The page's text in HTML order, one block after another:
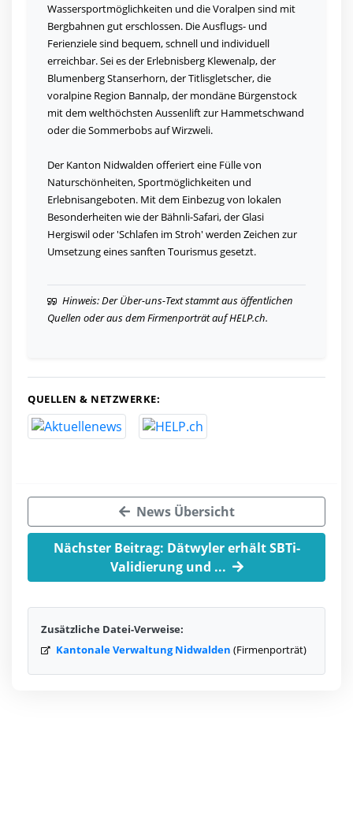
Wassersportmöglichkeiten und die Voralpen sind mit
Bergbahnen gut erschlossen. Die Ausflugs- und
Ferienziele sind bequem, schnell und individuell
erreichbar. Sei es der Erlebnisberg Klewenalp, der
Blumenberg Stanserhorn, der Titlisgletscher, die
voralpine Region Bannalp, der mondäne Bürgenstock
mit dem welthöchsten Aussenlift zur Hammetschwand
oder die Sommerbobs auf Wirzweli.
Der Kanton Nidwalden offeriert eine Fülle von
Naturschönheiten, Sportmöglichkeiten und
Erlebnisangeboten. Mit dem Einbezug von lokalen
Besonderheiten wie der Bähnli-Safari, der Glasi
Hergiswil oder 'Schlafen im Stroh' werden Zeichen zur
Umsetzung eines sanften Tourismus gesetzt.
Hinweis: Der Über-uns-Text stammt aus öffentlichen
Quellen oder aus dem Firmenporträt auf HELP.ch.
QUELLEN & NETZWERKE:
News Übersicht
Nächster Beitrag: Dätwyler erhält SBTi-
Validierung und ...
Zusätzliche Datei-Verweise:
Kantonale Verwaltung Nidwalden (Firmenporträt)